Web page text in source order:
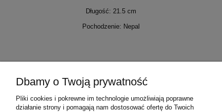
Długość: 21.5 cm
Pochodzenie: Nepal
Warunki zakupów
Dbamy o Twoją prywatność
Pliki cookies i pokrewne im technologie umożliwiają poprawne
działanie strony i pomagają nam dostosować ofertę do Twoich